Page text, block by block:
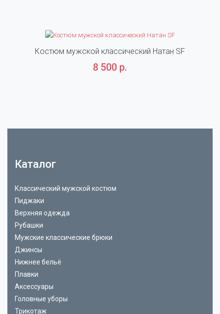
Костюм мужской классический Натан SF
8 500 р.
Каталог
Классический мужской костюм
Пиджаки
Верхняя одежда
Рубашки
Мужские классические брюки
Джинсы
Нижнее бельё
Плавки
Аксессуары
Головные уборы
Трикотаж